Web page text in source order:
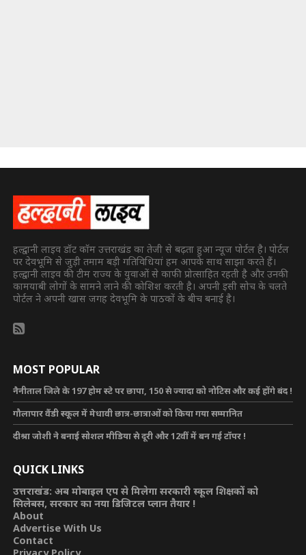
हल्द्वानी लाइव डॉट कॉम उत्तराखंड का तेजी से बढ़ता हुआ न्यूज पोर्टल है। पोर्टल
पर देवभूमि से जुड़ी तमाम बड़ी गतिविधियां हम आपके साथ साझा करते हैं।
हल्द्वानी लाइव की टीम राज्य के युवाओं से काफी प्रोत्साहित रहती है और उनकी
कामयाबी लोगों के सामने लाने की कोशिश करती है। अपनी इसी सोच के चलते
पोर्टल ने अपनी खास जगह देवभूमि के पाठकों के बीच बनाई है।
MOST POPULAR
नैनीताल जिले के 197 होम स्टे पर छापा, 150 से ज्यादा को नोटिस और कई होंगे बंद !
गौलापार वैंडी स्कूल में मेधावी छात्र-छात्राओं को किया गया सम्मानित
दीश्रा जोशी ने बनाई सोशल मीडिया से दूरी और 12वीं में बन गई टॉपर !
QUICK LINKS
उत्तराखंड: अब मोबाइल एप से मिलेगा सरकारी स्कूल शिक्षकों को
सिलेबस, सरकार का नया डिजिटल प्लान तैयार !
About
Advertise With Us
Contact